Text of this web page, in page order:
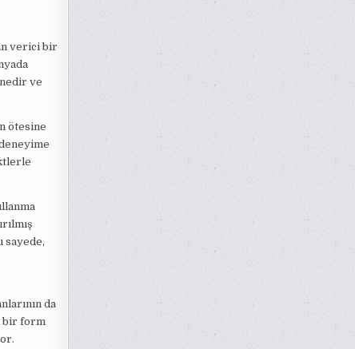
verici bir
ve
ötesine
sayede,
da
bir form